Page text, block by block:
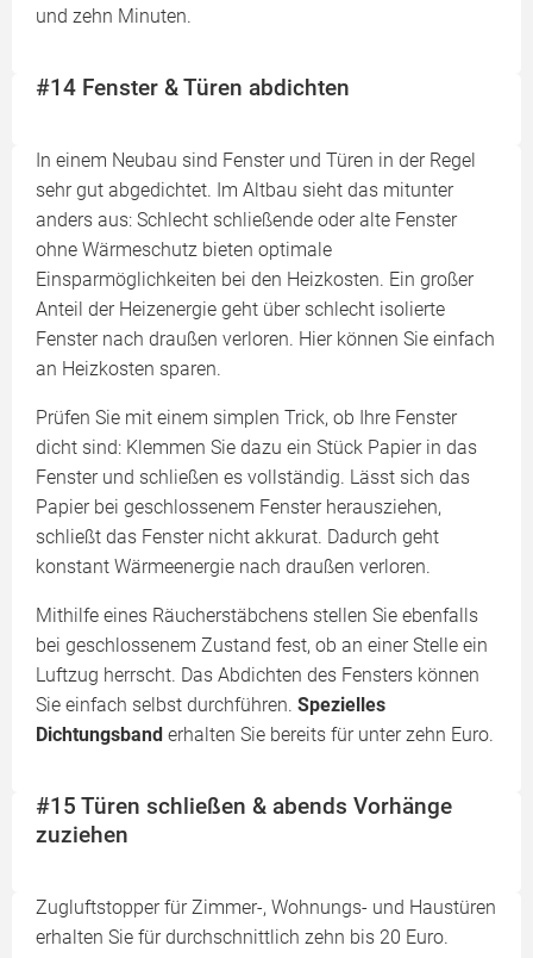
und zehn Minuten.
#14 Fenster & Türen abdichten
In einem Neubau sind Fenster und Türen in der Regel
sehr gut abgedichtet. Im Altbau sieht das mitunter
anders aus: Schlecht schließende oder alte Fenster
ohne Wärmeschutz bieten optimale
Einsparmöglichkeiten bei den Heizkosten. Ein großer
Anteil der Heizenergie geht über schlecht isolierte
Fenster nach draußen verloren. Hier können Sie einfach
an Heizkosten sparen.
Prüfen Sie mit einem simplen Trick, ob Ihre Fenster
dicht sind: Klemmen Sie dazu ein Stück Papier in das
Fenster und schließen es vollständig. Lässt sich das
Papier bei geschlossenem Fenster herausziehen,
schließt das Fenster nicht akkurat. Dadurch geht
konstant Wärmeenergie nach draußen verloren.
Mithilfe eines Räucherstäbchens stellen Sie ebenfalls
bei geschlossenem Zustand fest, ob an einer Stelle ein
Luftzug herrscht. Das Abdichten des Fensters können
Sie einfach selbst durchführen. Spezielles
Dichtungsband erhalten Sie bereits für unter zehn Euro.
#15 Türen schließen & abends Vorhänge
zuziehen
Zugluftstopper für Zimmer-, Wohnungs- und Haustüren
erhalten Sie für durchschnittlich zehn bis 20 Euro.